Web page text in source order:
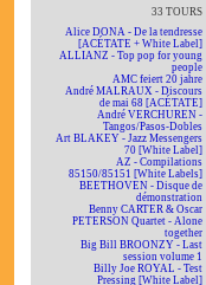
33 TOURS
Alice DONA - De la tendresse
[ACÉTATE + White Label]
ALLIANZ - Top pop for young
people
AMC feiert 20 jahre
André MALRAUX - Discours
de mai 68 [ACÉTATE]
André VERCHUREN -
Tangos/Pasos-Dobles
Art BLAKEY - Jazz Messengers
70 [White Label]
AZ - Compilations
85150/85151 [White Labels]
BEETHOVEN - Disque de
démonstration
Benny CARTER & Oscar
PETERSON Quartet - Alone
together
Big Bill BROONZY - Last
session volume 1
Billy Joe ROYAL - Test
Pressing [White Label]